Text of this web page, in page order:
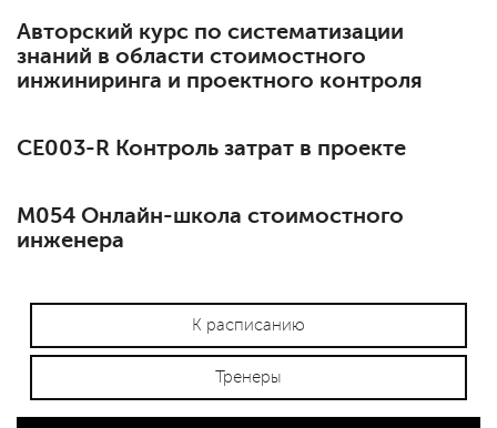
Авторский курс по систематизации
знаний в области стоимостного
инжиниринга и проектного контроля
СЕ003-R Контроль затрат в проекте
М054 Онлайн-школа стоимостного
инженера
К расписанию
Тренеры